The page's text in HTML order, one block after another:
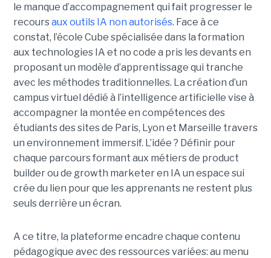
le manque d’accompagnement qui fait progresser le
recoursaux outils IA non autorisés. Face à ce
constat, l’école Cube spécialisée dans la formation
aux technologies IA et no code a pris les devants en
proposant un modèle d’apprentissage qui tranche
avec les méthodes traditionnelles. La création d’un
campus virtuel dédié à l’intelligence artificielle vise à
accompagner la montée en compétences des
étudiants des sites de Paris, Lyon et Marseille travers
un environnement immersif. L’idée ? Définir pour
chaque parcours formant aux métiers de product
builder ou de growth marketer en IA un espace sui
crée du lien pour que les apprenants ne restent plus
seuls derrière un écran.
A ce titre, la plateforme encadre chaque contenu
pédagogique avec des ressources variées: au menu